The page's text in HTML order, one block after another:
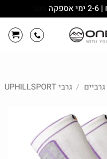
גרביים / גרבי UPHILLSPORT